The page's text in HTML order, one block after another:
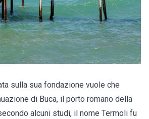
sulla sua fondazione vuole che
di Buca, il porto romano della
alcuni studi, il nome Termoli fu